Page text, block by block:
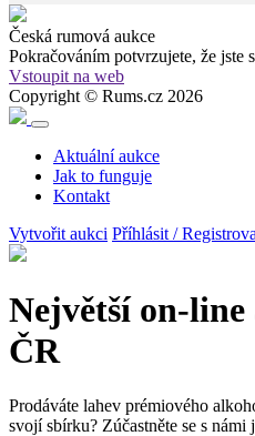
Česká rumová aukce
Pokračováním potvrzujete, že jste
Vstoupit na web
Copyright © Rums.cz 2026
Aktuální aukce
Jak to funguje
Kontakt
Vytvořit aukci Příhlásit /
Největší on-
ČR
Prodáváte lahev prémiového
svojí sbírku? Zúčastněte se s námi